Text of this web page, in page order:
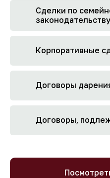
Сделки по
законодательству
Корпоративные
Договоры
Договоры,